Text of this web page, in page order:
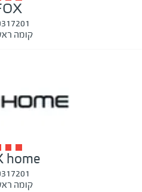
קומה
home
קומה